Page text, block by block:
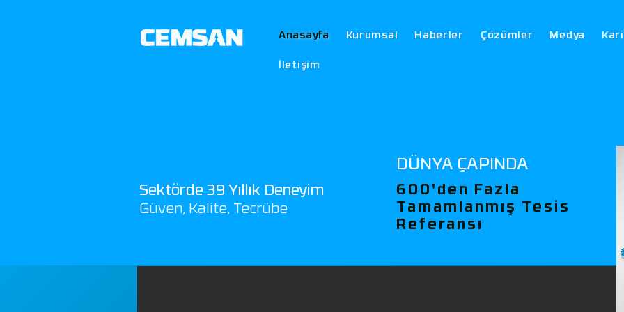
Anasayfa Kurumsal Haberler Çözümler Medya
İletişim
Sektörde 39 Yıllık Deneyim
Güven, Kalite, Tecrübe
DÜNYA ÇAPINDA
600'den Fazla
Tamamlanmış Tesis
Referansı